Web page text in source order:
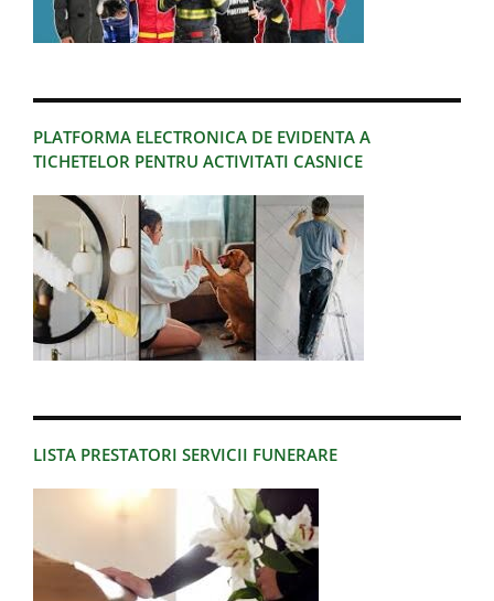
PLATFORMA ELECTRONICA DE EVIDENTA A
TICHETELOR PENTRU ACTIVITATI CASNICE
LISTA PRESTATORI SERVICII FUNERARE